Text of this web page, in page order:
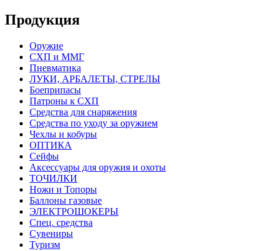
Продукция
Оружие
СХП и ММГ
Пневматика
ЛУКИ, АРБАЛЕТЫ, СТРЕЛЫ
Боеприпасы
Патроны к СХП
Средства для снаряжения
Средства по уходу за оружием
Чехлы и кобуры
ОПТИКА
Сейфы
Аксессуары для оружия и охоты
ТОЧИЛКИ
Ножи и Топоры
Баллоны газовые
ЭЛЕКТРОШОКЕРЫ
Спец. средства
Сувениры
Туризм